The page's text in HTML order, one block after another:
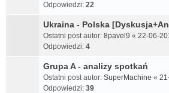
Odpowiedzi: 22
Ukraina - Polska
Ostatni post autor: 8pavel9 « 22-06-
Odpowiedzi: 4
Grupa A - analizy spotkań
Ostatni post autor: SuperMachine «
Odpowiedzi: 39